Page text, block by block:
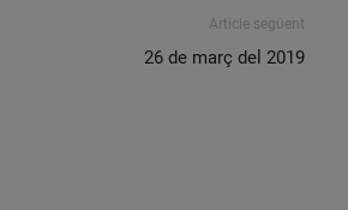
Article següent
26 de març del 2019